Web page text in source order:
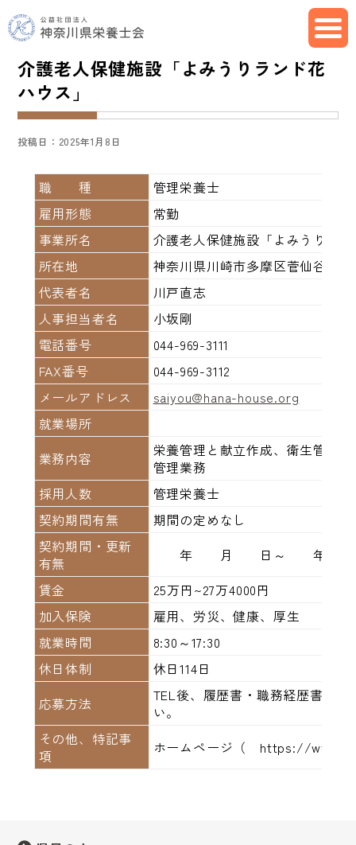
介護老人保健施設「よみうりランド花
ハウス」
投稿日：2025年1月8日
職 種
管理栄養士
雇用形態
常勤
事業所名
介護老人保健施設「よみうりラ
所在地
神奈川県川崎市多摩区菅仙谷4-1-
代表者名
川戸直志
人事担当者名
小坂剛
電話番号
044-969-3111
FAX番号
044-969-3112
メールアドレス
saiyou@hana-house.org
就業場所
業務内容
栄養管理と献立作成、衛生管理
管理業務
採用人数
管理栄養士
契約期間有無
期間の定めなし
契約期間・更新
有無
年 月 日～ 年
賃金
25万円~27万4000円
加入保険
雇用、労災、健康、厚生
就業時間
8:30～17:30
休日体制
休日114日
応募方法
TEL後、履歴書・職務経歴書を
い。
その他、特記事
項
ホームページ（ https://